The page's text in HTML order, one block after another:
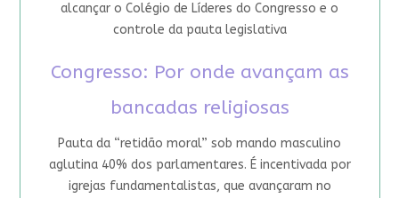
alcançar o Colégio de Líderes do Congresso e o
controle da pauta legislativa
Congresso: Por onde avançam as
bancadas religiosas
Pauta da “retidão moral” sob mando masculino
aglutina 40% dos parlamentares. É incentivada por
igrejas fundamentalistas, que avançaram no